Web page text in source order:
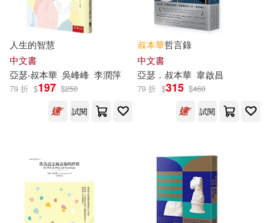
亞瑟&#8226;叔本華(1)
亞瑟·叔本華(1)
亞瑟‧·叔本華著(1)
費爾南多‧佩索亞(1)
出版社 (可複選)
人生的智慧
中文書
亞瑟‧叔本華 吳峰峰 李潤萍
79 折 $197 $250
試閱
叔本華哲言錄
中文書
亞瑟 ． 叔本華 韋啟昌
79 折 $315 $460
試閱